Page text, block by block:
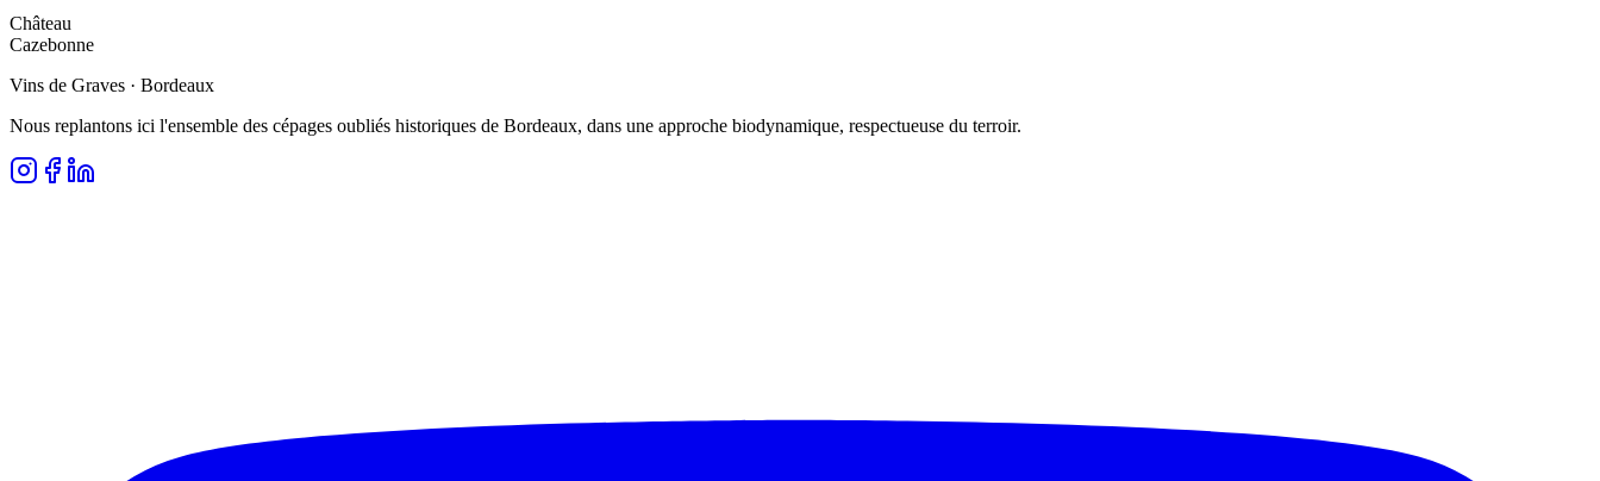
Château
Cazebonne
Vins de Graves · Bordeaux
Nous replantons ici l'ensemble des cépages oubliés historiques de Bordeaux, dans une approche biodynamique, respectueuse du terroir.